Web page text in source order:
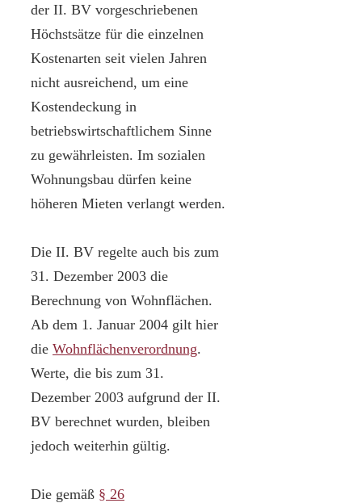
der II. BV vorgeschriebenen
Höchstsätze für die einzelnen
Kostenarten seit vielen Jahren
nicht ausreichend, um eine
Kostendeckung in
betriebswirtschaftlichem Sinne
zu gewährleisten. Im sozialen
Wohnungsbau dürfen keine
höheren Mieten verlangt werden.
Die II. BV regelte auch bis zum
31. Dezember 2003 die
Berechnung von Wohnflächen.
Ab dem 1. Januar 2004 gilt hier
die Wohnflächenverordnung.
Werte, die bis zum 31.
Dezember 2003 aufgrund der II.
BV berechnet wurden, bleiben
jedoch weiterhin gültig.
Die gemäß § 26